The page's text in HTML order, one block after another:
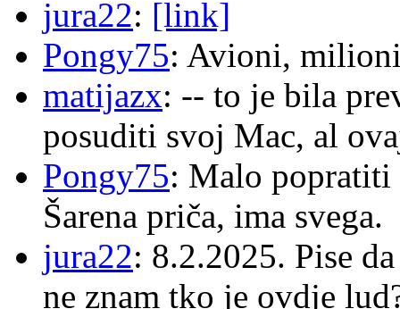
jura22: [link]
Pongy75: Avioni,
matijazx: -- to je bila
posuditi svoj Mac, al
Pongy75: Malo popratiti
Šarena priča, ima svega.
jura22: 8.2.2025. Pise
ne znam tko je ovdje